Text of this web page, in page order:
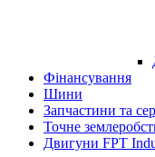
Фінансування
Шини
Запчастини та
Точне
Двигуни FPT